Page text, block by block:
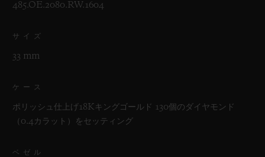
485.OE.2080.RW.1604
サイズ
33 mm
ケース
ポリッシュ仕上げ18Kキングゴールド 130個のダイヤモンド
（0.4カラット）をセッティング
ベゼル